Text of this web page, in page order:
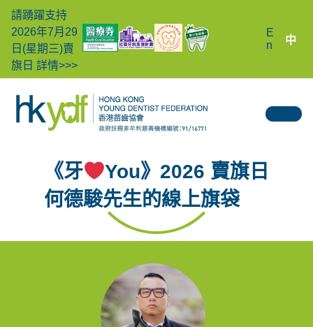
請踴躍支持
2026年7月29
日(星期三)賣
旗日 詳情>>>
E
n
中
《牙
You》2026 賣旗日
何德駿先生的線上旗袋